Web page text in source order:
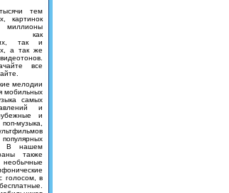
тем
картинок
как
так и
а так же
все
мелодии
мобильных
самых
и
и
музыка,
В нашем
также
голосом, в